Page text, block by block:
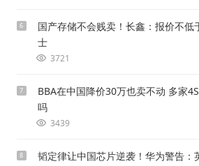
6
国产存储不会贱卖！长鑫：报价不低
士
3721
7
BBA在中国降价30万也卖不动 多家
吗
3439
8
韬定律让中国芯片逆袭！华为警告：